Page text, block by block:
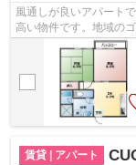
風通しが良いアパート
高い物件です。地域の
に、共用部にゴミ捨て
賃貸 | アパート